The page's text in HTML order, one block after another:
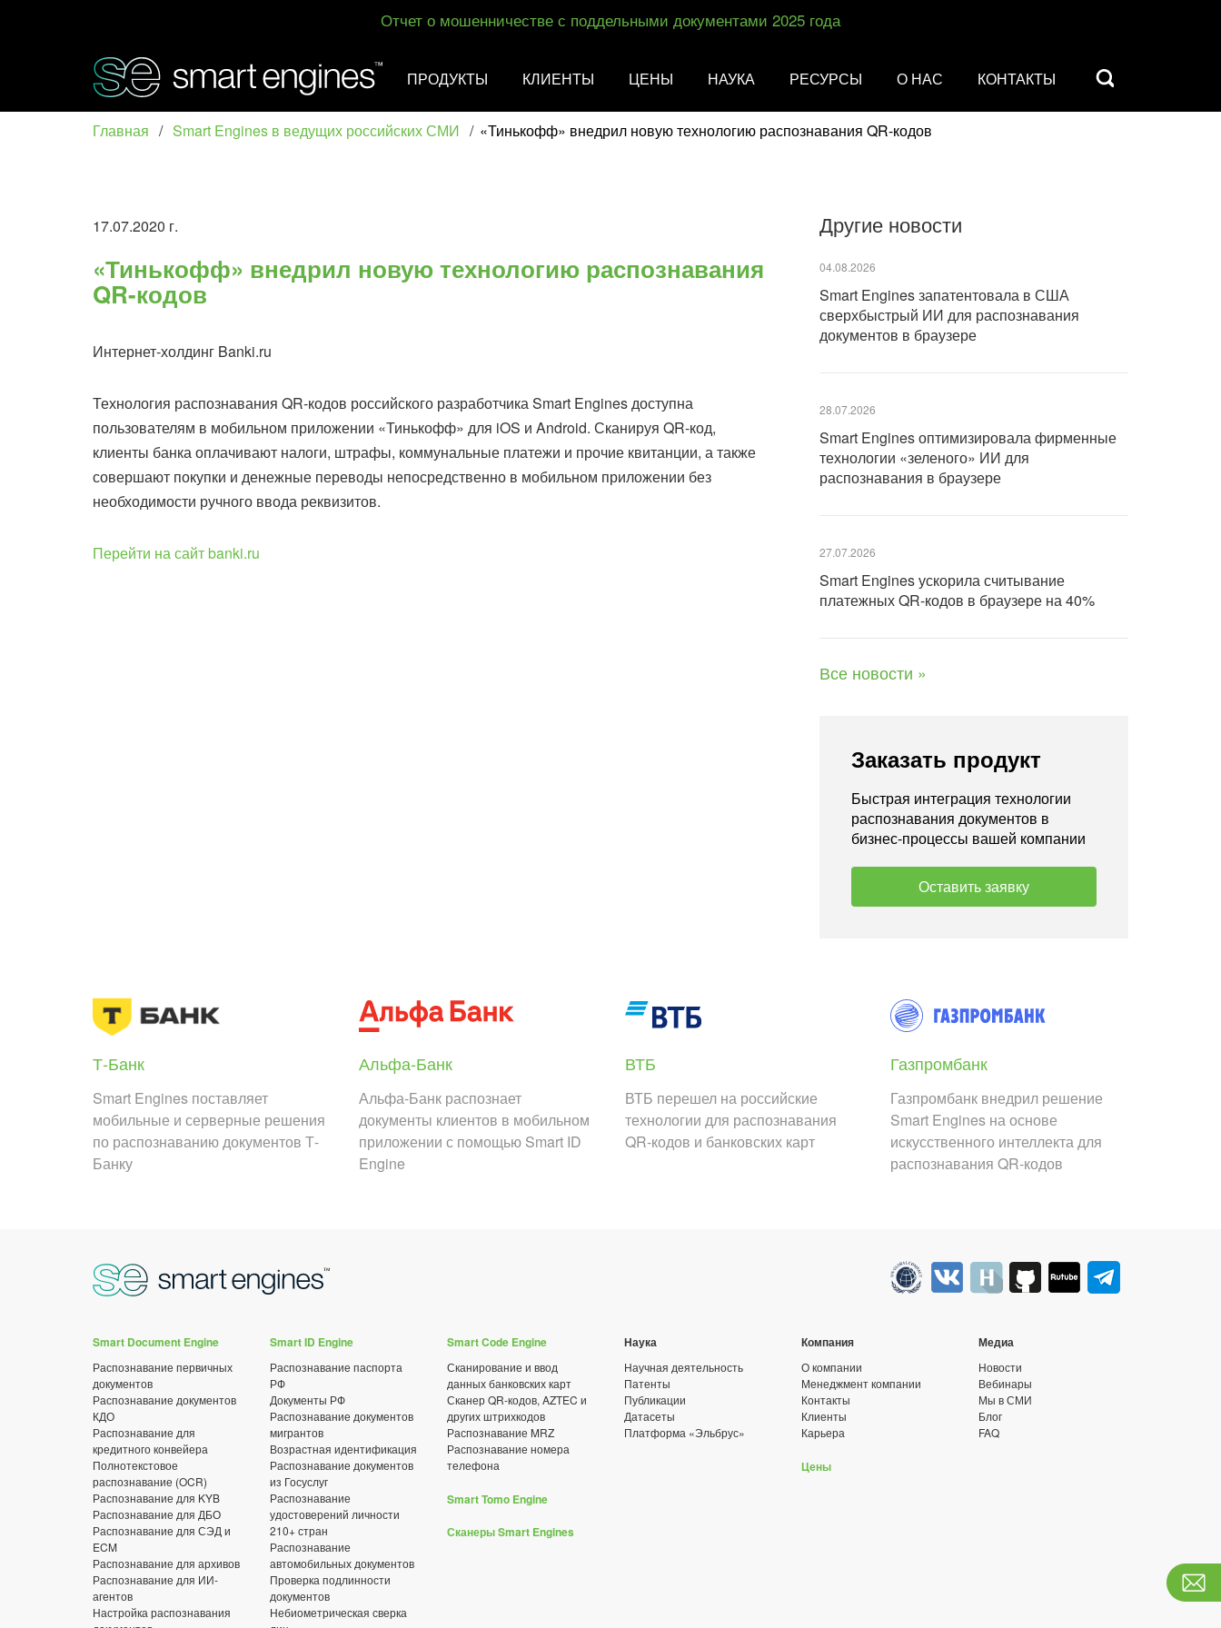
Отчет о мошенничестве с поддельными документами 2025 года
ПРОДУКТЫ КЛИЕНТЫ ЦЕНЫ НАУКА РЕСУРСЫ О НАС КОНТАКТЫ
Главная / Smart Engines в ведущих российских СМИ / ​«Тинькофф» внедрил новую технологию распознавания QR-кодов
17.07.2020 г.
​«Тинькофф» внедрил новую технологию распознавания
QR-кодов
Интернет-холдинг Banki.ru
Технология распознавания QR-кодов российского разработчика Smart Engines доступна
пользователям в мобильном приложении «Тинькофф» для iOS и Android. Сканируя QR-код,
клиенты банка оплачивают налоги, штрафы, коммунальные платежи и прочие квитанции, а также
совершают покупки и денежные переводы непосредственно в мобильном приложении без
необходимости ручного ввода реквизитов.
Перейти на сайт banki.ru
Другие новости
04.08.2026
Smart Engines запатентовала в США
сверхбыстрый ИИ для распознавания
документов в браузере
28.07.2026
Smart Engines оптимизировала фирменные
технологии «зеленого» ИИ для
распознавания в браузере
27.07.2026
Smart Engines ускорила считывание
платежных QR-кодов в браузере на 40%
Все новости »
Заказать продукт
Быстрая интеграция технологии
распознавания документов в
бизнес-процессы вашей компании
Оставить заявку
Т-Банк
Smart Engines поставляет
мобильные и серверные решения
по распознаванию документов Т-
Банку
Альфа-Банк
Альфа-Банк распознает
документы клиентов в мобильном
приложении с помощью Smart ID
Engine
ВТБ
ВТБ перешел на российские
технологии для распознавания
QR-кодов и банковских карт
Газпромбанк
Газпромбанк внедрил решение
Smart Engines на основе
искусственного интеллекта для
распознавания QR-кодов
Smart Document Engine
Распознавание первичных
документов
Распознавание документов
КДО
Распознавание для
кредитного конвейера
Полнотекстовое
распознавание (OCR)
Распознавание для KYB
Распознавание для ДБО
Распознавание для СЭД и
ECM
Распознавание для архивов
Распознавание для ИИ-
агентов
Настройка распознавания
Smart ID Engine
Распознавание паспорта
РФ
Документы РФ
Распознавание документов
мигрантов
Возрастная идентификация
Распознавание документов
из Госуслуг
Распознавание
удостоверений личности
210+ стран
Распознавание
автомобильных документов
Проверка подлинности
документов
Небиометрическая сверка
Smart Code Engine
Сканирование и ввод
данных банковских карт
Сканер QR-кодов, AZTEC и
других штрихкодов
Распознавание MRZ
Распознавание номера
телефона
Smart Tomo Engine
Сканеры Smart Engines
Наука
Научная деятельность
Патенты
Публикации
Датасеты
Платформа «Эльбрус»
Компания
О компании
Менеджмент компании
Контакты
Клиенты
Карьера
Цены
Медиа
Новости
Вебинары
Мы в СМИ
Блог
FAQ